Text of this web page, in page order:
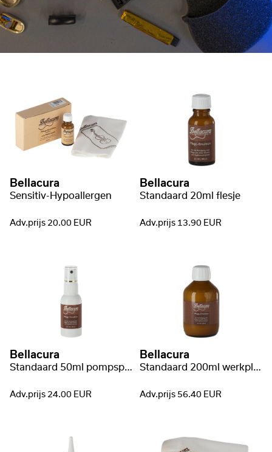
Bellacura
Sensitiv-Hypoallergen
Adv.prijs 20.00 EUR
Bellacura
Standaard 20ml flesje
Adv.prijs 13.90 EUR
Bellacura
Standaard 50ml pompspray
Adv.prijs 24.00 EUR
Bellacura
Standaard 200ml werkplaats fles
Adv.prijs 56.40 EUR